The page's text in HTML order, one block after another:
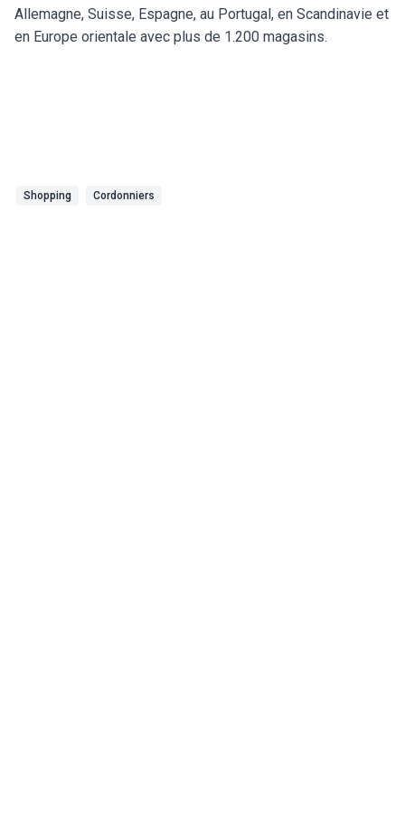
Allemagne, Suisse, Espagne, au Portugal, en Scandinavie et
en Europe orientale avec plus de 1.200 magasins.
Shopping Cordonniers